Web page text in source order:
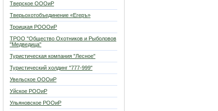
Тверское ОООиР
Тверьохотобъединение «Егеръ»
Троицкая РОООиР
ТРОО "Общество Охотников и Рыболовов
"Медведица"
Туристическая компания "Лесное"
Туристический холдинг "777-999"
Увельское ОООиР
Уйское РООиР
Ульяновское РООиР